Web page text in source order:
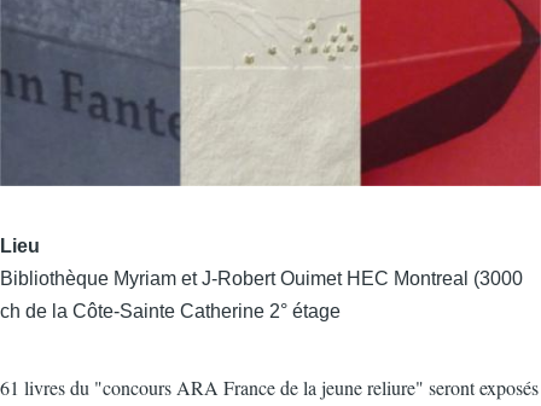
Lieu
Bibliothèque Myriam et J-Robert Ouimet HEC Montreal (3000
ch de la Côte-Sainte Catherine 2° étage
61 livres du "concours ARA France de la jeune reliure" seront exposés